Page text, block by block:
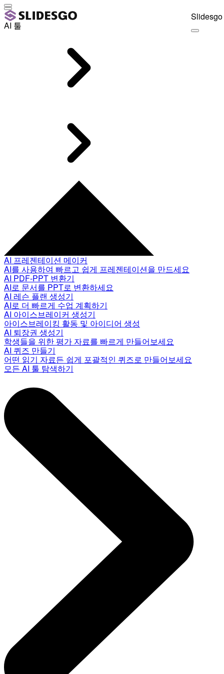
AI 툴
AI 프레젠테이션 메이커
AI를 사용하여 빠르고 쉽게 프레젠테이션을 만드세요
AI PDF-PPT 변환기
AI로 문서를 PPT로 변환하세요
AI 레슨 플랜 생성기
AI로 더 빠르게 수업 계획하기
AI 아이스브레이커 생성기
아이스브레이킹 활동 및 아이디어 생성
AI 퇴장권 생성기
학생들을 위한 평가 자료를 빠르게 만들어보세요
AI 퀴즈 만들기
어떤 읽기 자료든 쉽게 포괄적인 퀴즈로 만들어보세요
모든 AI 툴 탐색하기